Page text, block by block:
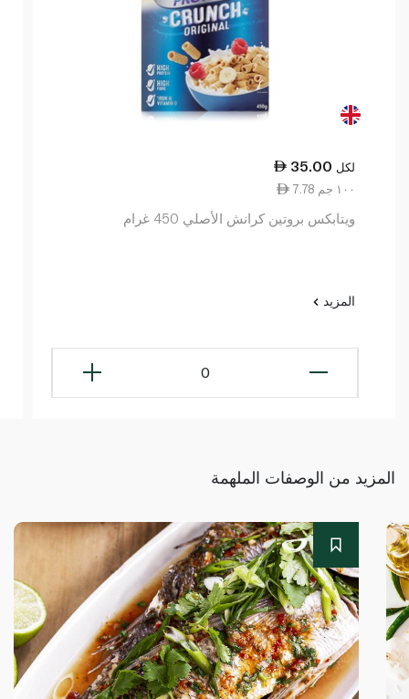
35.00 لكل
7.78 ١٠٠ جم
ويتابكس بروتين كرانش الأصلي 450 غرام
المزيد
0
المزيد من الوصفات الملهمة